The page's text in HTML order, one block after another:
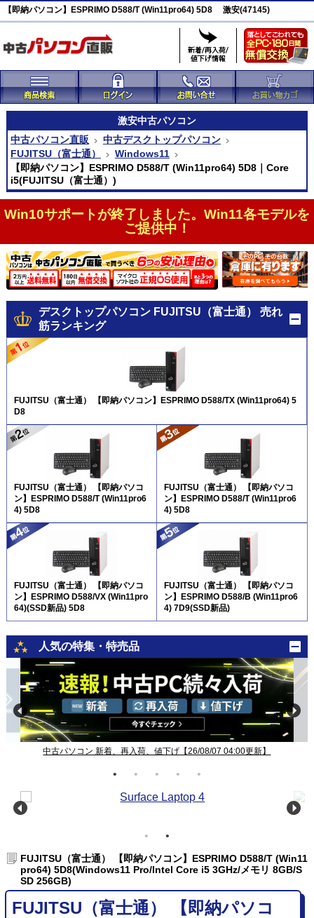
【即納パソコン】ESPRIMO D588/T (Win11pro64) 5D8 激安(47145)
激安中古パソコン
中古パソコン直販
中古デスクトップパソコン
FUJITSU（富士通）
Windows11
【即納パソコン】ESPRIMO D588/T (Win11pro64) 5D8｜Core
i5(FUJITSU（富士通）)
Win10サポートが終了しました。Win11各モデルを
ご提供中！
デスクトップパソコン FUJITSU（富士通） 売れ
筋ランキング
FUJITSU（富士通） 【即納パソコン】ESPRIMO D588/TX (Win11pro64) 5
D8
FUJITSU（富士通） 【即納パソコ
ン】ESPRIMO D588/T (Win11pro6
4) 5D8
FUJITSU（富士通） 【即納パソコ
ン】ESPRIMO D588/T (Win11pro6
4) 5D8
FUJITSU（富士通） 【即納パソコ
ン】ESPRIMO D588/VX (Win11pro
64)(SSD新品) 5D8
FUJITSU（富士通） 【即納パソコ
ン】ESPRIMO D588/B (Win11pro6
4) 7D9(SSD新品)
人気の特集・特売品
中古パソコン 新着、再入荷、値下げ【26/08/07 04:00更新】
FUJITSU（富士通） 【即納パソコン】ESPRIMO D588/T (Win11
pro64) 5D8(Windows11 Pro/Intel Core i5 3GHz/メモリ 8GB/S
SD 256GB)
FUJITSU（富士通） 【即納パソコ